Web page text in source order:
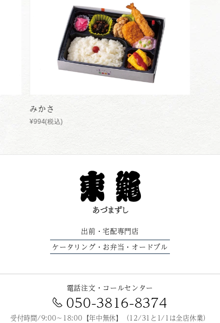
みかさ
¥994(税込)
出前 ・宅配専門店
ケータリング ・ お弁当 ・ オードブル
電話注文・コールセンター
050-3816-8374
受付時間/9:00～18:00【年中無休】（12/31と1/1は全店休業）